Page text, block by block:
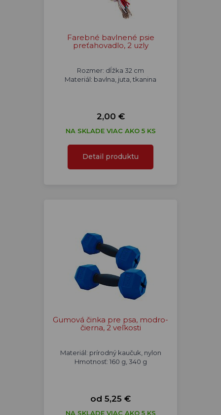
Farebné bavlnené psie
preťahovadlo, 2 uzly
Rozmer: dĺžka 32 cm
Materiál: bavlna, juta, tkanina
2,00 €
NA SKLADE VIAC AKO 5 KS
Detail produktu
Gumová činka pre psa, modro-
čierna, 2 veľkosti
Materiál: prírodný kaučuk, nylon
Hmotnosť: 160 g, 340 g
od 5,25 €
NA SKLADE VIAC AKO 5 KS